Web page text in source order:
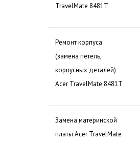
TravelMate 8481T
Ремонт корпуса
(замена петель,
корпусных деталей)
Acer TravelMate 8481T
Замена материнской
платы Acer TravelMate